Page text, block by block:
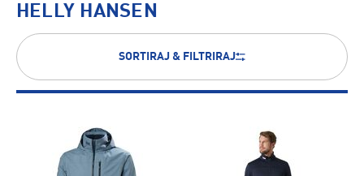
HELLY HANSEN
SORTIRAJ & FILTRIRAJ